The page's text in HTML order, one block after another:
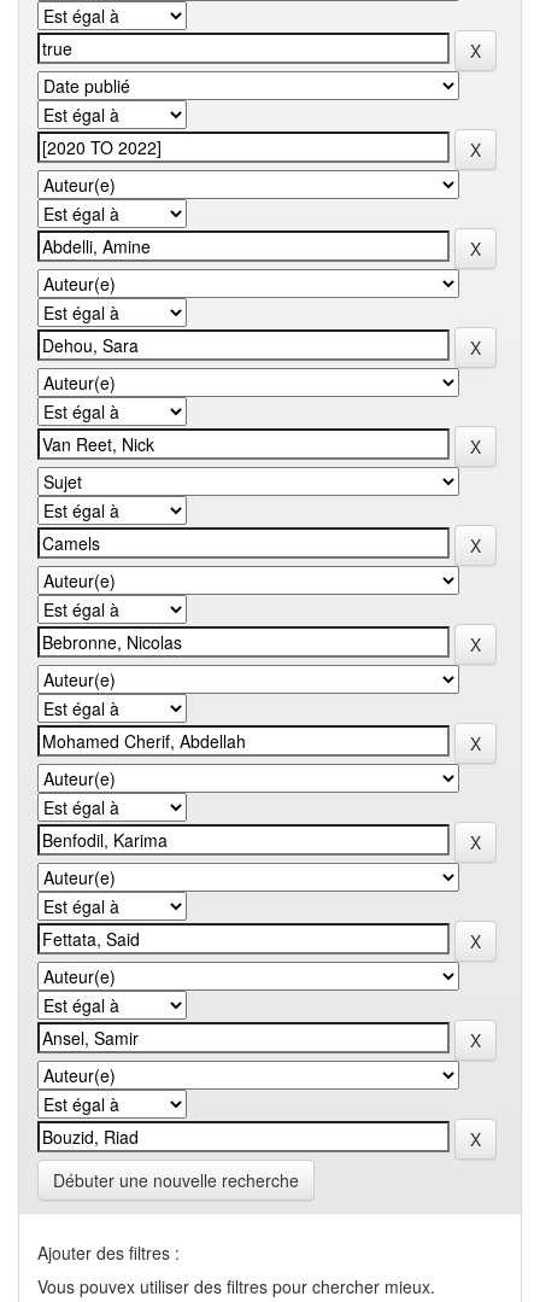
Débuter une nouvelle recherche
Ajouter des filtres :
Vous pouvex utiliser des filtres pour chercher mieux.